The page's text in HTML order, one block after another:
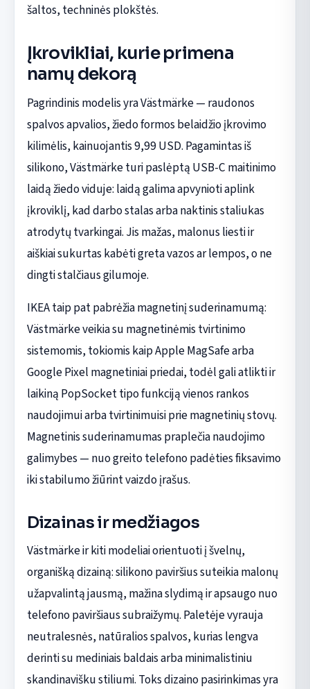
šaltos, techninės plokštės.
Įkrovikliai, kurie primena
namų dekorą
Pagrindinis modelis yra Västmärke — raudonos
spalvos apvalios, žiedo formos belaidžio įkrovimo
kilimėlis, kainuojantis 9,99 USD. Pagamintas iš
silikono, Västmärke turi paslėptą USB-C maitinimo
laidą žiedo viduje: laidą galima apvynioti aplink
įkroviklį, kad darbo stalas arba naktinis staliukas
atrodytų tvarkingai. Jis mažas, malonus liesti ir
aiškiai sukurtas kabėti greta vazos ar lempos, o ne
dingti stalčiaus gilumoje.
IKEA taip pat pabrėžia magnetinį suderinamumą:
Västmärke veikia su magnetinėmis tvirtinimo
sistemomis, tokiomis kaip Apple MagSafe arba
Google Pixel magnetiniai priedai, todėl gali atlikti ir
laikiną PopSocket tipo funkciją vienos rankos
naudojimui arba tvirtinimuisi prie magnetinių stovų.
Magnetinis suderinamumas praplečia naudojimo
galimybes — nuo greito telefono padėties fiksavimo
iki stabilumo žiūrint vaizdo įrašus.
Dizainas ir medžiagos
Västmärke ir kiti modeliai orientuoti į švelnų,
organišką dizainą: silikono paviršius suteikia malonų
užapvalintą jausmą, mažina slydimą ir apsaugo nuo
telefono paviršiaus subraižymų. Paletėje vyrauja
neutralesnės, natūralios spalvos, kurias lengva
derinti su mediniais baldais arba minimalistiniu
skandinavišku stiliumi. Toks dizaino pasirinkimas yra